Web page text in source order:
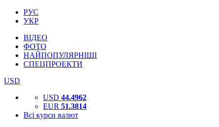
РУС
УКР
ВІДЕО
ФОТО
НАЙПОПУЛЯРНІШІ
СПЕЦПРОЕКТИ
USD
USD 44.4962
EUR 51.3814
Всі курси валют